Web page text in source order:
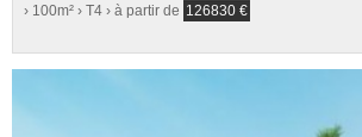
› 100m² › T4 › à partir de 126830 €